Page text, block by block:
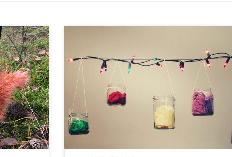
per
ed i loro
grandi
della
è un
Dal libro al teatro — Von Buch zum Theater 2022
Theater & Koffer Theater presentano un classico della
letteratura per l’infanzia: „IL piccolo Mostro delle
con Veronica Compagnone e Sara Calvario Piccolo
„Oggi mi sento molto confuso, sono di umore
„Ti aiuto io! Facciamo il gioco […]